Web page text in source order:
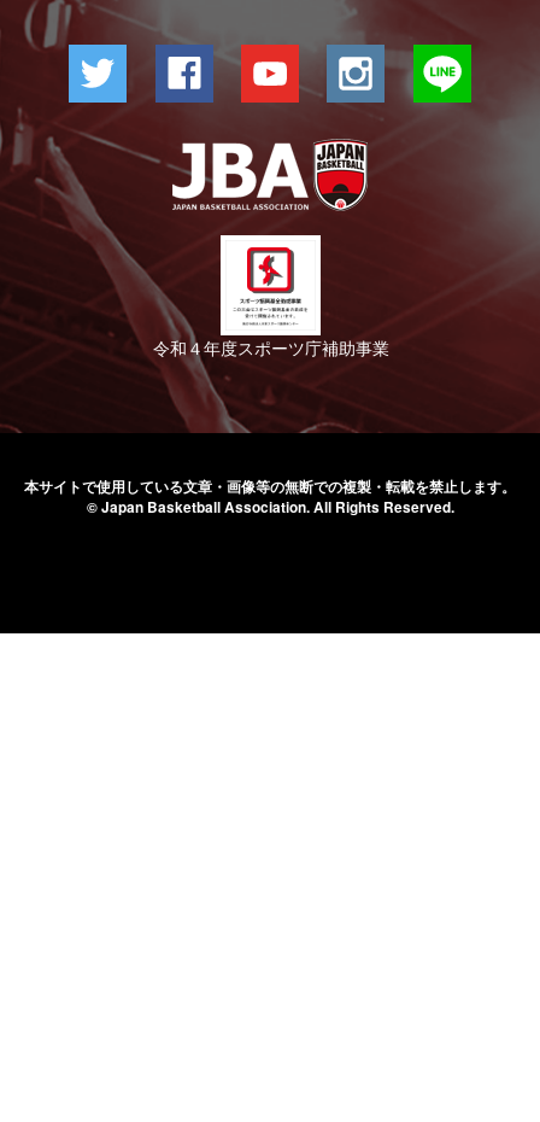
令和４年度スポーツ庁補助事業
本サイトで使用している文章・画像等の無断での複製・転載を禁止します。
© Japan Basketball Association.All Rights Reserved.